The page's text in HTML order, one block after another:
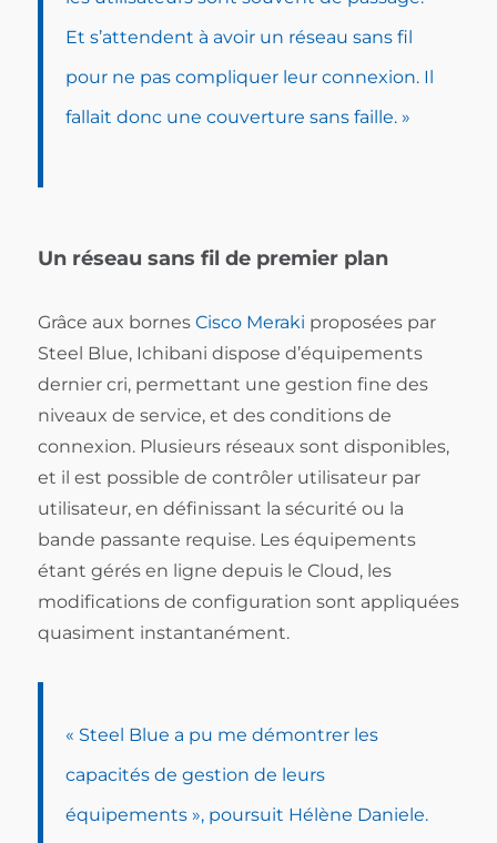
Et s’attendent à avoir un réseau sans fil
pour ne pas compliquer leur connexion. Il
fallait donc une couverture sans faille. »
Un réseau sans fil de premier plan
Grâce aux bornes Cisco Meraki proposées par
Steel Blue, Ichibani dispose d’équipements
dernier cri, permettant une gestion fine des
niveaux de service, et des conditions de
connexion. Plusieurs réseaux sont disponibles,
et il est possible de contrôler utilisateur par
utilisateur, en définissant la sécurité ou la
bande passante requise. Les équipements
étant gérés en ligne depuis le Cloud, les
modifications de configuration sont appliquées
quasiment instantanément.
« Steel Blue a pu me démontrer les
capacités de gestion de leurs
équipements », poursuit Hélène Daniele.